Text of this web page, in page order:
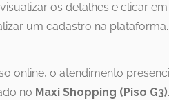
os detalhes e clicar
um cadastro na plataforma.
online, o atendimento
no Maxi Shopping (Piso G3).